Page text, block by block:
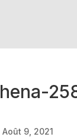
Août 9, 2021